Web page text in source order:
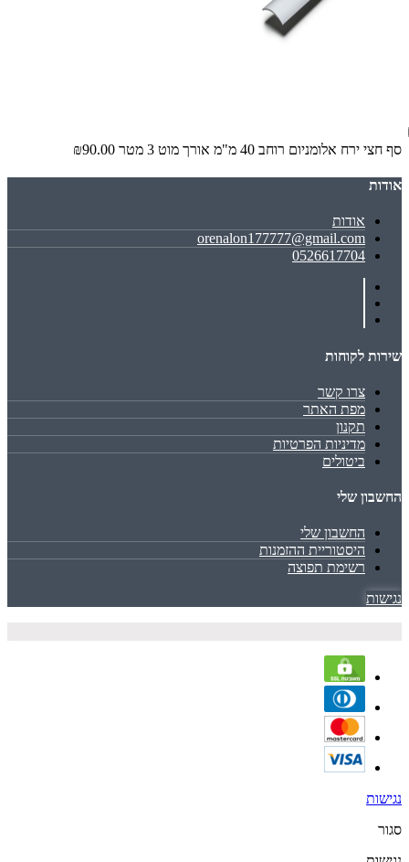
סף חצי ירח אלומניום רוחב 40 מ"מ אורך מוט 3 מטר ₪90.00
אודות
אודות
orenalon177777@gmail.com
0526617704
שירות לקוחות
צרו קשר
מפת האתר
תקנון
מדיניות הפרטיות
ביטולים
החשבון שלי
החשבון שלי
היסטוריית ההזמנות
רשימת תפוצה
נגישות
נגישות
סגור